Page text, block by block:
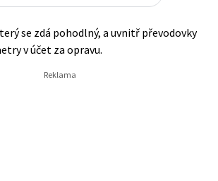
se zdá pohodlný, a uvnitř převodovky
v účet za opravu.